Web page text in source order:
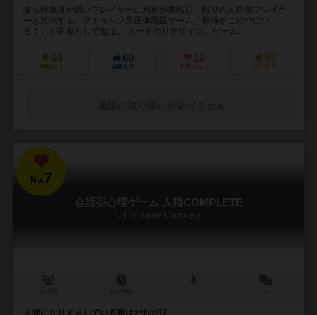
最も狂気度が高いプレイヤーに邪神が降臨し、残りの人類側プレイヤ
ーと対決する。クトゥルフ系正体隠匿ゲーム「邪神がこの中にい
る！」が新版として復活。 カードのリデザイン、ゲーム...
54
興味あり
60
経験あり
15
お気に入り
90
持ってる
No.7
会話型心理ゲーム 人狼COMPLETE
Jinro Game Complete
人間になりすましている狼はだれだ!?